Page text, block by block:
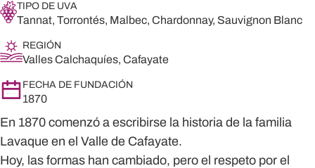
TIPO DE UVA
Tannat, Torrontés, Malbec, Chardonnay, Sauvignon Blanc
REGIÓN
Valles Calchaquíes, Cafayate
FECHA DE FUNDACIÓN
1870
En 1870 comenzó a escribirse la historia de la familia
Lavaque en el Valle de Cafayate.
Hoy, las formas han cambiado, pero el respeto por el